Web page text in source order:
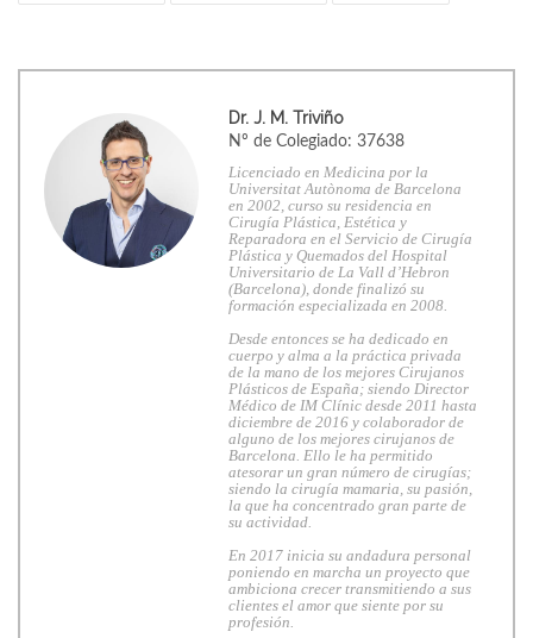
Dr. J. M. Triviño
Nº de Colegiado: 37638
Licenciado en Medicina por la
Universitat Autònoma de Barcelona
en 2002, curso su residencia en
Cirugía Plástica, Estética y
Reparadora en el Servicio de Cirugía
Plástica y Quemados del Hospital
Universitario de La Vall d’Hebron
(Barcelona), donde finalizó su
formación especializada en 2008.
Desde entonces se ha dedicado en
cuerpo y alma a la práctica privada
de la mano de los mejores Cirujanos
Plásticos de España; siendo Director
Médico de IM Clínic desde 2011 hasta
diciembre de 2016 y colaborador de
alguno de los mejores cirujanos de
Barcelona. Ello le ha permitido
atesorar un gran número de cirugías;
siendo la cirugía mamaria, su pasión,
la que ha concentrado gran parte de
su actividad.
En 2017 inicia su andadura personal
poniendo en marcha un proyecto que
ambiciona crecer transmitiendo a sus
clientes el amor que siente por su
profesión.